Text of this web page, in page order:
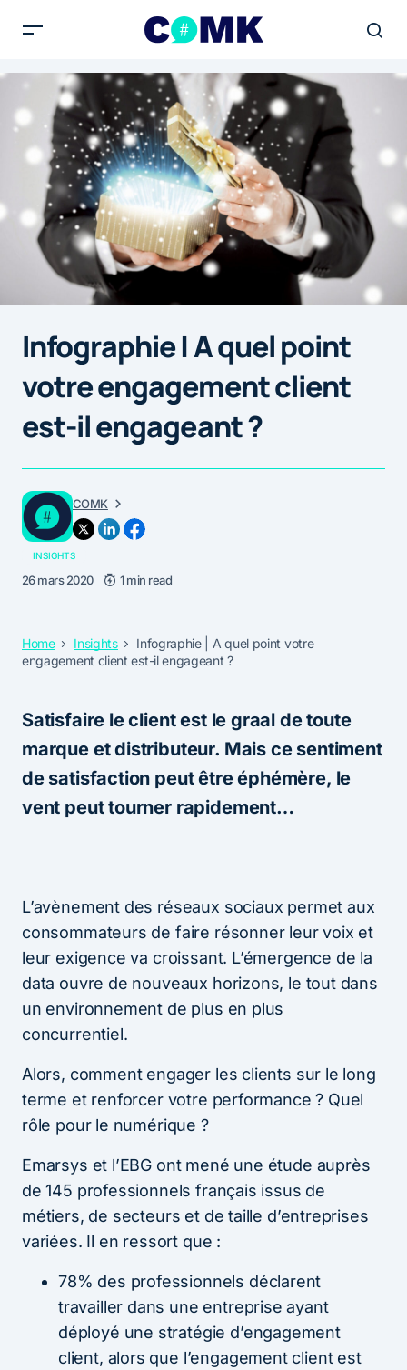
Infographie | A quel point
votre engagement client
est-il engageant ?
COMK
INSIGHTS
26 mars 2020 1 min read
Home Insights
Infographie | A quel point votre
engagement client est-il engageant ?
Satisfaire le client est le graal de toute
marque et distributeur. Mais ce sentiment
de satisfaction peut être éphémère, le
vent peut tourner rapidement…
L’avènement des réseaux sociaux permet aux
consommateurs de faire résonner leur voix et
leur exigence va croissant. L’émergence de la
data ouvre de nouveaux horizons, le tout dans
un environnement de plus en plus
concurrentiel.
Alors, comment engager les clients sur le long
terme et renforcer votre performance ? Quel
rôle pour le numérique ?
Emarsys et l’EBG ont mené une étude auprès
de 145 professionnels français issus de
métiers, de secteurs et de taille d’entreprises
variées. Il en ressort que :
78% des professionnels déclarent
travailler dans une entreprise ayant
déployé une stratégie d’engagement
client, alors que l’engagement client est